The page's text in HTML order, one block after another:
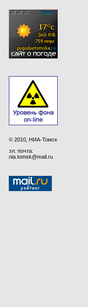
© 2010, НИА-Томск
эл. почта:
nia.tomsk@mail.ru